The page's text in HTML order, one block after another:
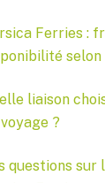
Ferries :
selon
liaison
?
questions sur